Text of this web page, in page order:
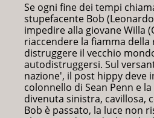
Se ogni fine dei tempi
stupefacente Bob
impedire alla giovane Willa
riaccendere la fiamma
distruggere il vecchio
autodistruggersi. Sul
nazione', il post hippy deve
colonnello di Sean Penn e
divenuta sinistra, cavillosa,
Bob è passato, la luce non